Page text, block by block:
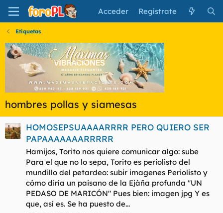
Acceder Regístrate
Etiquetas
hombres pollas y siamesas
HOMOSEPSUAAAARRRR PERO QUIERO SER
PAPAAAAAAARRRRR
Hamijos, Torito nos quiere comunicar algo: sube
Para el que no lo sepa, Torito es periolisto del
mundillo del petardeo: subir imagenes Periolisto y
cómo diría un paisano de la Ejàña profunda "UN
PEDASO DE MARICÓN" Pues bien: imagen jpg Y es
que, así es. Se ha puesto de...